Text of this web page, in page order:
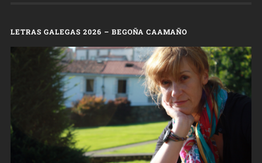
LETRAS GALEGAS 2026 – BEGOÑA CAAMAÑO